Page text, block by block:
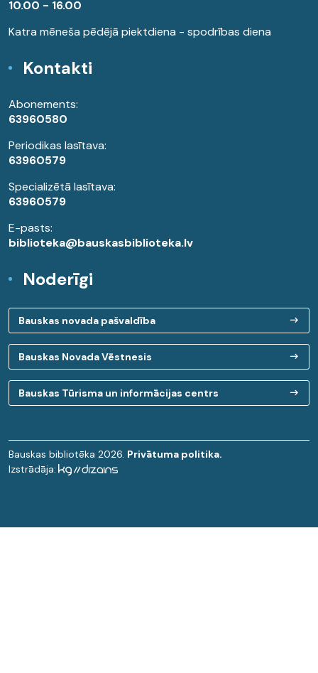
10.00 - 16.00
Katra mēneša pēdējā piektdiena - spodrības diena
Kontakti
Abonements:
63960580
Periodikas lasītava:
63960579
Specializētā lasītava:
63960579
E-pasts:
biblioteka@bauskasbiblioteka.lv
Noderīgi
Bauskas novada pašvaldība
Bauskas Novada Vēstnesis
Bauskas Tūrisma un informācijas centrs
Bauskas bibliotēka 2026. Privātuma politika.
Izstrādāja: